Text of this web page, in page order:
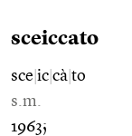
sceiccato
sce ic cà to
s.m.
1963;